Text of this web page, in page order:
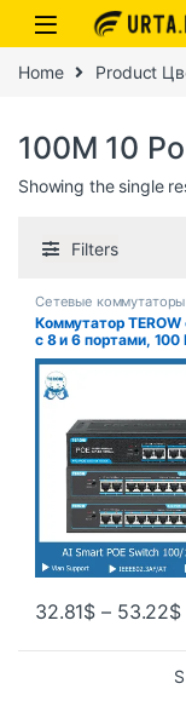
Home Product
100M 10
Showing the single
Filters
Сетевые коммутаторы
Коммутатор TEROW
с 8 и 6 портами,
32.81$ – 53.22$